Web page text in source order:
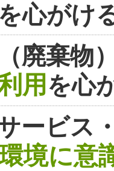
心がけ
廃棄物
用を心
ービス
境に意